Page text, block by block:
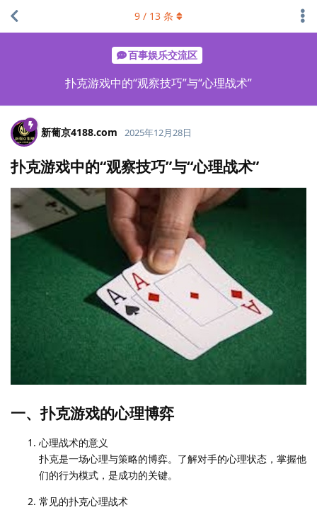
百事娱乐交流区
扑克游戏中的“观察技巧”与“心理战术”
9 / 13 条
新葡京4188.​com 2025年12月28日
扑克游戏中的“观察技巧”与“心理战术”
一、扑克游戏的心理博弈
心理战术的意义
扑克是一场心理与策略的博弈。了解对手的心理状态，掌握他
们的行为模式，是成功的关键。
常见的扑克心理战术